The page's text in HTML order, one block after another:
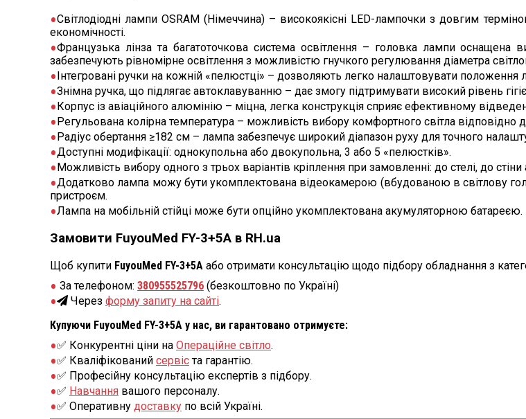
Світлодіодні лампи OSRAM (Німеччина) – високоякісні LED-лампочки з довгим
економічності.
Французька лінза та багатоточкова система освітлення – головка лампи
забезпечують рівномірне освітлення з можливістю гнучкого регулювання діаметра
Інтегровані ручки на кожній «пелюстці» – дозволяють легко налаштовувати положення
Знімна ручка, що підлягає автоклавуванню – дає змогу підтримувати високий рівень
Корпус із авіаційного алюмінію – міцна, легка конструкція сприяє ефективному
Регульована колірна температура – можливість вибору комфортного світла відповідно
Радіус обертання ≥182 см – лампа забезпечує широкий діапазон руху для точного
Доступні модифікації: однокупольна або двокупольна, 3 або 5 «пелюстків».
Можливість вибору одного з трьох варіантів кріплення при замовленні: до стелі, до стіни
Додатково лампа можу бути укомплектована відеокамерою (вбудованою в світлову
пристроєм.
Лампа на мобільній стійці може бути опційно укомплектована акумуляторною батареєю.
Замовити FuyouMed FY-3+5А в RH.ua
Щоб купити FuyouMed FY-3+5А або отримати консультацію щодо підбору обладнання з
За телефоном: 380955525796 (безкоштовно по Україні)
Через форму запиту на сайті.
Купуючи FuyouMed FY-3+5А у нас, ви гарантовано отримуєте:
✅ Конкурентні ціни на Операційне світло.
✅ Кваліфікований сервіста гарантію.
✅ Професійну консультацію експертів з підбору.
✅ Навчання вашого персоналу.
✅ Оперативну доставку по всій Україні.